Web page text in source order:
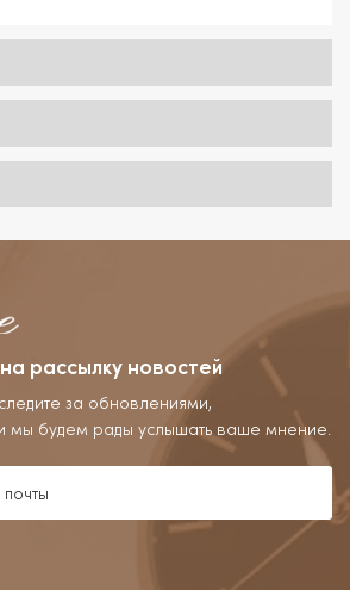
рассылку новостей
за обновлениями,
мы будем рады услышать ваше мнение.